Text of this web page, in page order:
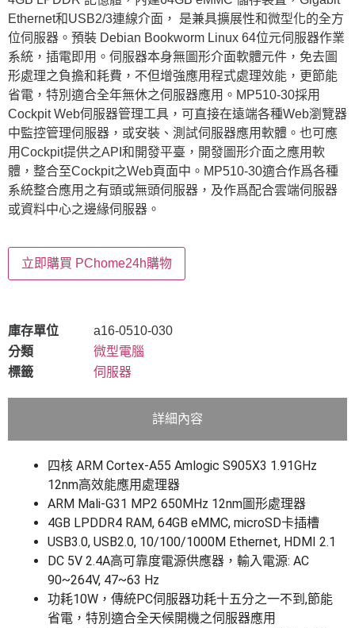
Ethernet和USB2/3連線介面， 是兼具擴展性和微型化的全方
位伺服器。預裝 Debian Bookworm Linux 64位元伺服器作業
系統，插電即用。伺服器本身無圖形介面軟體元件，免去圖
形處理之負擔和耗費，不但增強應用程式處理效能，更節能
省電，特別適合全年無休之伺服器應用。MP510-30採用
Cockpit Web伺服器管理工具，可直接在遠端各種Web瀏覽器
中監控管理伺服器，或安裝、測試伺服器應用軟體。也可應
用Cockpit提供之API和開發平臺，開發圖形介面之應用軟
體，整合至Cockpit之Web頁面中。MP510-30適合作爲各種
系統整合應用之有頭或無頭伺服器，及作爲配合雲端伺服器
或資料中心之邊緣伺服器。
立即購買 PChome24h購物
庫存單位
a16-0510-030
分類
微型電腦
標籤
伺服器
詳細內容
四核 ARM Cortex-A55 Amlogic S905X3 1.91GHz
12nm高效能應用處理器
ARM Mali-G31 MP2 650MHz 12nm圖形處理器
4GB LPDDR4 RAM, 64GB eMMC, microSD卡插槽
USB3.0, USB2.0, 10/100/1000M Ethernet, HDMI 2.1
DC 5V 2.4A高可靠度電源供應器，輸入電源: AC
90~264V, 47~63 Hz
功耗10W，傳統PC伺服器功耗十五分之一不到,節能
省電，特別適合全天候開機之伺服器應用